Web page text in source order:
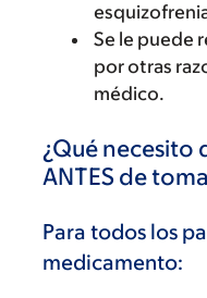
Se le puede
por otras
médico.
¿Qué necesito
ANTES de
Para todos los
medicamento: